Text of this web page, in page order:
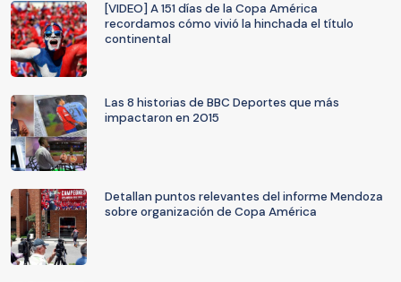
[VIDEO] A 151 días de la Copa América
recordamos cómo vivió la hinchada el título
continental
Las 8 historias de BBC Deportes que más
impactaron en 2015
Detallan puntos relevantes del informe Mendoza
sobre organización de Copa América